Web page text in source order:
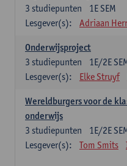
1E SEM
3 studiepunten
Lesgever(s):
Adriaan
Onderwijsproject
1E/2E
3 studiepunten
Lesgever(s):
Elke Struyf
Wereldburgers voor de
onderwijs
1E/2E
3 studiepunten
Lesgever(s):
Tom Smits